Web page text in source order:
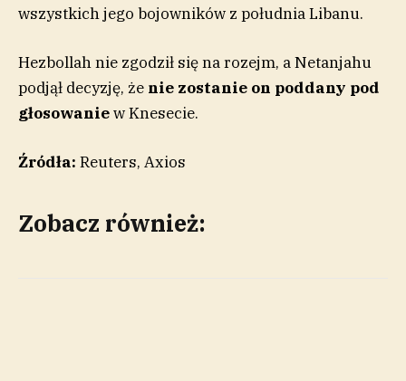
wszystkich jego bojowników z południa Libanu.
Hezbollah nie zgodził się na rozejm, a Netanjahu
podjął decyzję, że nie zostanie on poddany pod
głosowaniew Knesecie.
Źródła: Reuters, Axios
Zobacz również: